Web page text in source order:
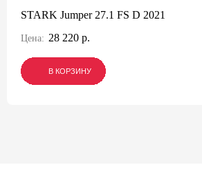
STARK Jumper 27.1 FS D 2021
Цена: 28 220 р.
В КОРЗИНУ
В КОРЗИНУ
В КОРЗИНУ